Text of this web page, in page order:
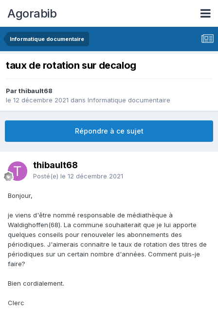
Agorabib
Informatique documentaire
taux de rotation sur decalog
Par thibault68
le 12 décembre 2021 dans Informatique documentaire
Répondre à ce sujet
thibault68
Posté(e) le 12 décembre 2021
Bonjour,
je viens d'être nommé responsable de médiathèque à
Waldighoffen(68). La commune souhaiterait que je lui apporte
quelques conseils pour renouveler les abonnements des
périodiques. J'aimerais connaitre le taux de rotation des titres de
périodiques sur un certain nombre d'années. Comment puis-je
faire?
Bien cordialement.
Clerc